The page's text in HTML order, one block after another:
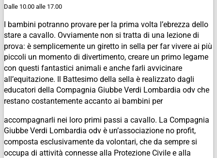
Dalle 10.00 alle 17.00
I bambini potranno provare per la prima volta l’ebrezza dello
stare a cavallo. Ovviamente non si tratta di una lezione di
prova: è semplicemente un giretto in sella per far vivere ai più
piccoli un momento di divertimento, creare un primo legame
con questi fantastici animali e anche farli avvicinare
all’equitazione. Il Battesimo della sella è realizzato dagli
educatori della Compagnia Giubbe Verdi Lombardia odv che
restano costantemente accanto ai bambini per
accompagnarli nei loro primi passi a cavallo. La Compagnia
Giubbe Verdi Lombardia odv è un’associazione no profit,
composta esclusivamente da volontari, che da sempre si
occupa di attività connesse alla Protezione Civile e alla